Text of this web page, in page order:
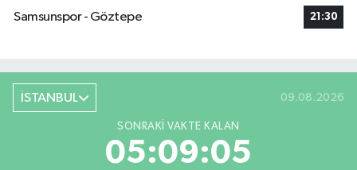
Samsunspor - Göztepe
21:30
İSTANBUL 09.08.2026
SONRAKI VAKTE KALAN
05:09:05